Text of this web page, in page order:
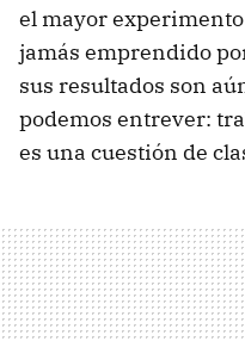
el mayor
jamás emprendido
sus resultados son
podemos entrever:
es una cuestión de